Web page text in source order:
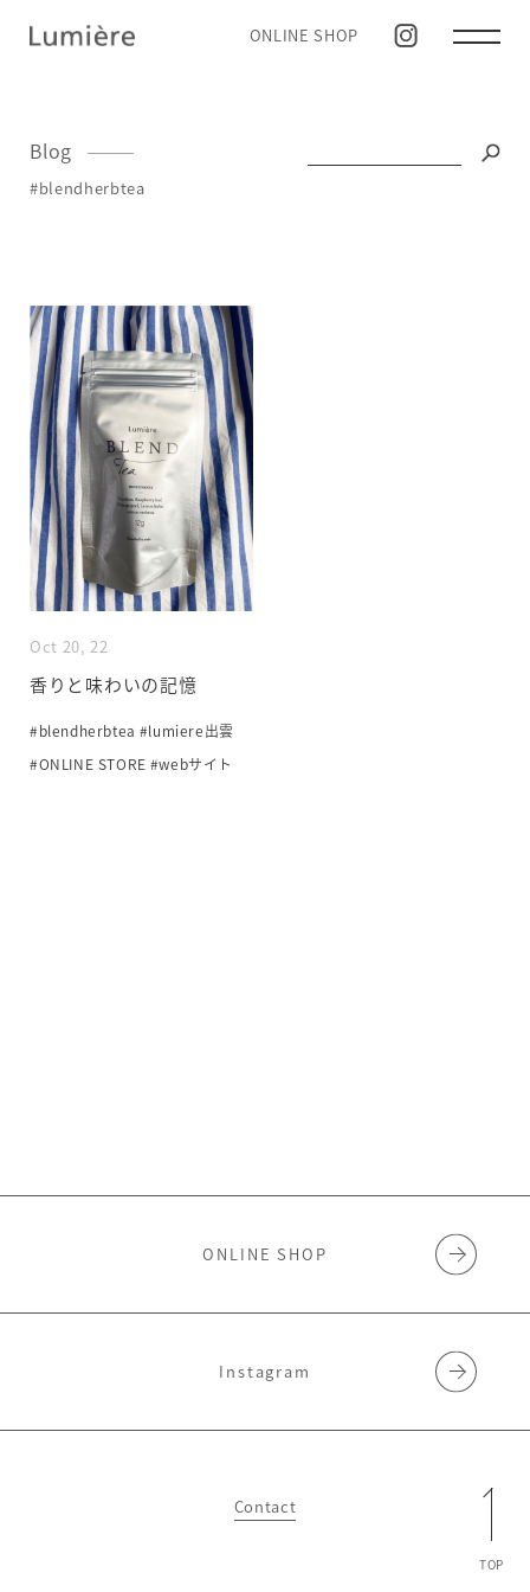
ONLINE SHOP
Blog
#blendherbtea
Oct 20, 22
香りと味わいの記憶
#blendherbtea #lumiere出雲
#ONLINE STORE #webサイト
TOP
ONLINE SHOP
Instagram
Contact